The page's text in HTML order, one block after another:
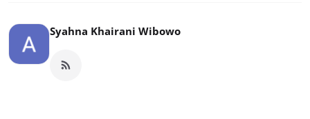
Syahna Khairani Wibowo